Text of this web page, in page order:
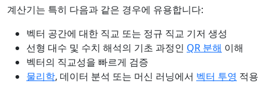
계산기는 특히 다음과 같은 경우에 유용합니다:
벡터 공간에 대한 직교 또는 정규 직교 기저 생성
선형 대수 및 수치 해석의 기초 과정인 QR 분해 이해
벡터의 직교성을 빠르게 검증
물리학, 데이터 분석 또는 머신 러닝에서 벡터 투영 적용